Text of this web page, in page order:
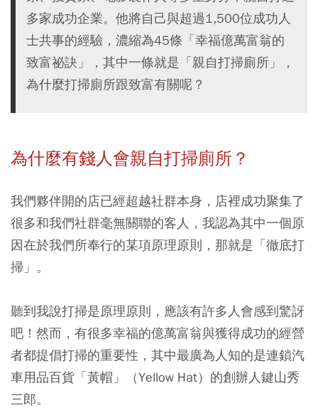
多家成功企業。他將自己與超過1,500位成功人
士共事的經驗，濃縮為45條「幸福億萬富翁的
致富祕訣」，其中一條就是「親自打掃廁所」，
為什麼打掃廁所跟致富有關呢？
為什麼有錢人會親自打掃廁所？
我們夥伴開的店已經超越社群本身，店裡成功聚集了
很多和我們社群毫無關聯的客人，我認為其中一個原
因在於我們所奉行的某項原理原則，那就是「徹底打
掃」。
聽到我說打掃是原理原則，應該有許多人會感到驚訝
吧！ 然而，有很多幸福的億萬富翁與獲得成功的經營
者都提倡打掃的重要性，其中最廣為人知的是連鎖汽
車用品百貨「黃帽」（Yellow Hat）的創辦人鍵山秀
三郎。